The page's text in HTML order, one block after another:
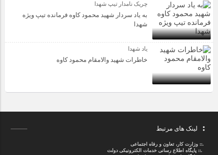
چریک نامدار تیپ شهدا
به یاد سردار شهید محمود کاوه فرمانده تیپ ویژه
شهدا
یاد شهدا
خاطرات شهید والامقام محمود کاوه‌
لینک های مرتبط
.::وزارت کار، تعاون و رفاه اجتماعی
.::پایگاه اطلاع رسانی خدمات الکترونیکی دولت